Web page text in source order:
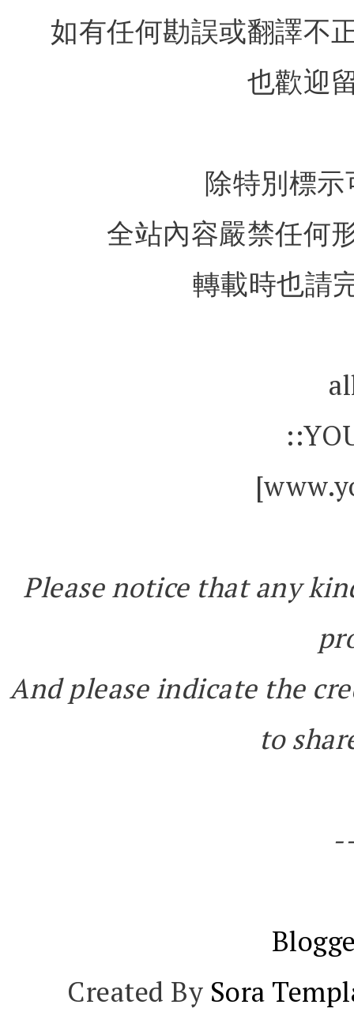
如有任何勘誤或翻譯不
也歡迎
除特別標
全站內容嚴禁任何
轉載時也請
Please notice that any
And please indicate the
to
Created By Sora